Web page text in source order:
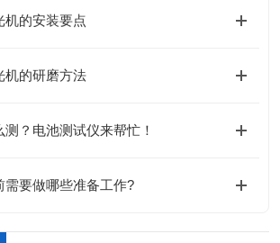
机的安装要点
机的研磨方法
？电池测试仪来帮忙！
需要做哪些准备工作?